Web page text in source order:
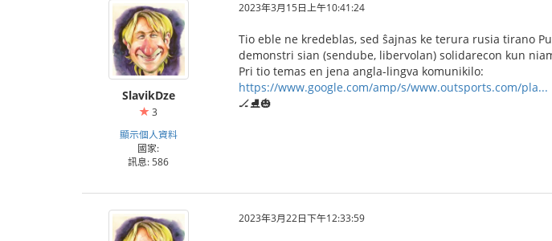
SlavikDze
3
顯示個人資料
國家:
訊息: 586
2023年3月15日上午10:41:24
Tio eble ne kredeblas, sed ŝajnas ke terura rusia tirano
demonstri sian (sendube, libervolan) solidarecon kun
Pri tio temas en jena angla-lingva komunikilo:
https://www.google.com/amp/s/www.outsports.com/pla...
🏒⛸️🎃
2023年3月22日下午12:33:59